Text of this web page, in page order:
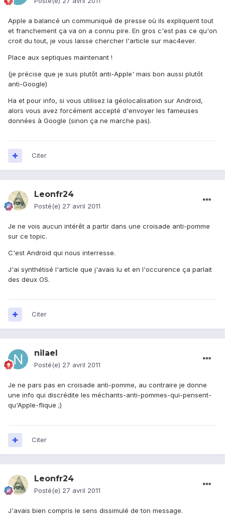
Apple a balancé un communiqué de presse où ils expliquent tout
et franchement ça va on a connu pire. En gros c'est pas ce qu'on
croit du tout, je vous laisse chercher l'article sur mac4ever.
Place aux septiques maintenant !
(je précise que je suis plutôt anti-Apple' mais bon aussi plutôt
anti-Google)
Ha et pour info, si vous utilisez la géolocalisation sur Android,
alors vous avez forcément accepté d'envoyer les fameuses
données à Google (sinon ça ne marche pas).
Citer
Leonfr24
Posté(e) 27 avril 2011
Je ne vois aucun intérêt a partir dans une croisade anti-pomme
sur ce topic.
C'est Android qui nous interresse.
J'ai synthétisé l'article que j'avais lu et en l'occurence ça parlait
des deux OS.
Citer
nilael
Posté(e) 27 avril 2011
Je ne pars pas en croisade anti-pomme, au contraire je donne
une info qui discrédite les méchants-anti-pommes-qui-pensent-
qu'Apple-flique ;)
Citer
Leonfr24
Posté(e) 27 avril 2011
J'avais bien compris le sens dissimulé de ton message.